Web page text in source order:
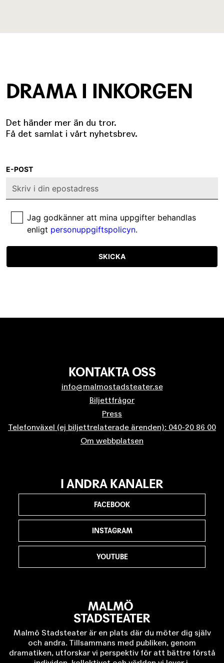
DRAMA I INKORGEN
Det händer mer än du tror.
Få det samlat i vårt nyhetsbrev.
E-POST
Jag godkänner att mina uppgifter behandlas
enligt personuppgiftspolicyn.
SKICKA
KONTAKTA OSS
info@malmostadsteater.se
Biljettfrågor
Press
Telefonväxel (ej biljettrelaterade ärenden): 040-20 86 00
Om webbplatsen
Malmö Stadsteater är en plats där du möter dig själv
och andra. Tillsammans med publiken, genom
dramatiken, utforskar vi perspektiv för att bättre förstå
I ANDRA KANALER
FACEBOOK
INSTAGRAM
YOUTUBE